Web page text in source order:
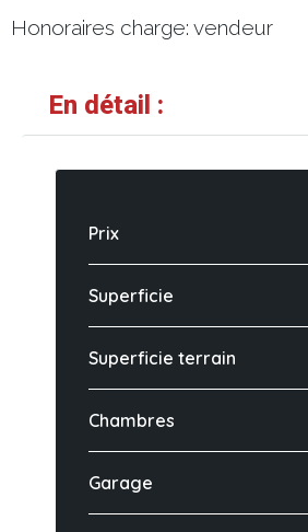
Honoraires charge: vendeur
En détail :
Prix
Superficie
Superficie terrain
Chambres
Garage